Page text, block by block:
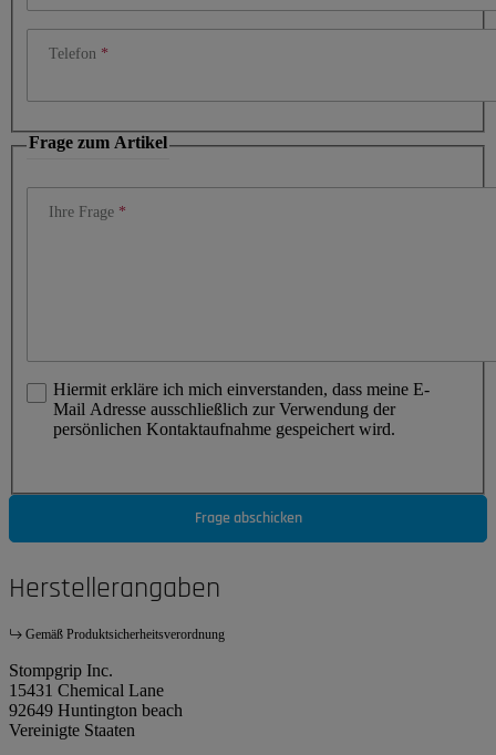
Telefon
Frage zum Artikel
Ihre Frage
Hiermit erkläre ich mich einverstanden, dass meine E-
Mail Adresse ausschließlich zur Verwendung der
persönlichen Kontaktaufnahme gespeichert wird.
Frage abschicken
Herstellerangaben
Gemäß Produktsicherheitsverordnung
Stompgrip Inc.
15431 Chemical Lane
92649 Huntington beach
Vereinigte Staaten